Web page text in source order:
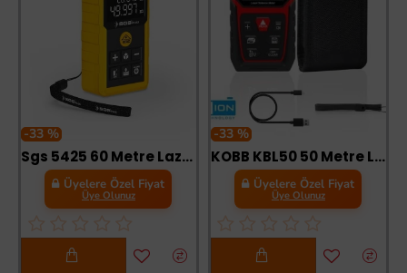
-33 %
Sgs 5425 60 Metre Lazer Metre
Üyelere Özel Fiyat
Üye Olunuz
-33 %
KOBB KBL50 50 Metre Li-ion Şarjlı Lazer Metre
Üyelere Özel Fiyat
Üye Olunuz